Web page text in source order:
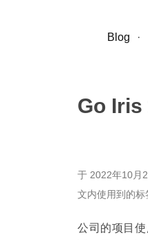
Blog ·
Go Iris
于 2022年10月
文内使用到的标
公司的项目